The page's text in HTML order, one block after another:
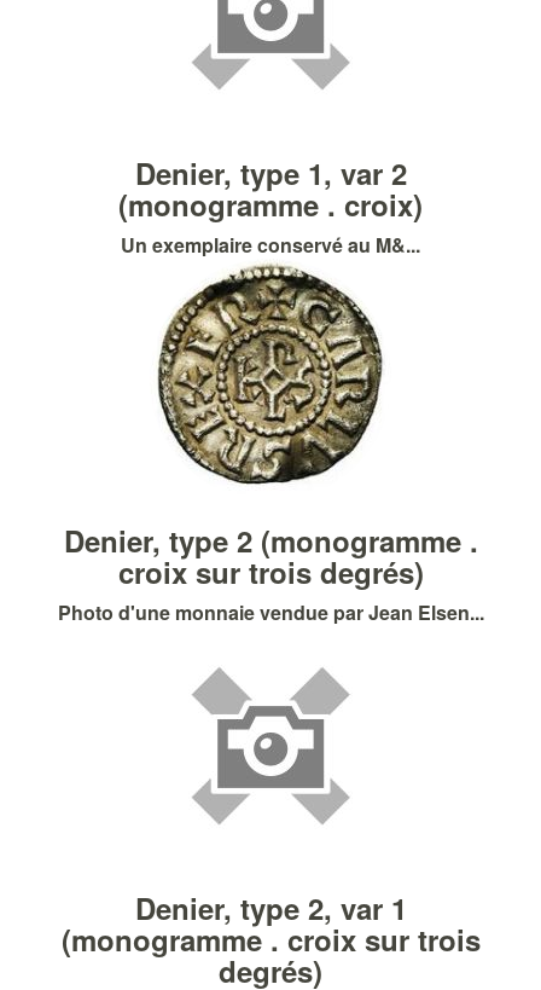
Denier, type 1, var 2
(monogramme . croix)
Un exemplaire conservé au M&...
Denier, type 2 (monogramme .
croix sur trois degrés)
Photo d'une monnaie vendue par Jean Elsen...
Denier, type 2, var 1
(monogramme . croix sur trois
degrés)